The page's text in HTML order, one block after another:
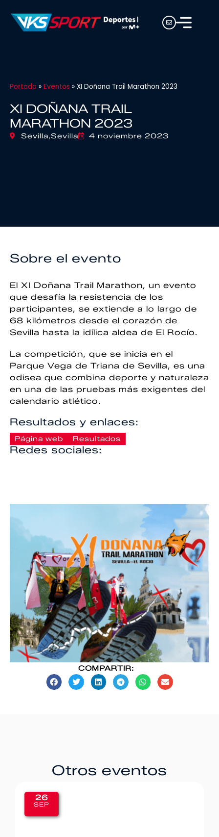
Portada » Eventos » XI Doñana Trail Marathon 2023
XI DOÑANA TRAIL
MARATHON 2023
Sevilla,Sevilla 4 noviembre 2023
Sobre el evento
El XI Doñana Trail Marathon, un evento
que desafía la resistencia de los
participantes, se extiende a lo largo de
68 kilómetros desde el corazón de
Sevilla hasta la idílica aldea de El Rocío.
La competición, que se inicia en el
Parque Vega de Triana de Sevilla, es una
odisea que combina deporte y naturaleza
en una de las pruebas más exigentes del
calendario atlético.
Resultados y enlaces:
Página web Resultados
Redes sociales:
COMPARTIR:
Otros eventos
26
SEP